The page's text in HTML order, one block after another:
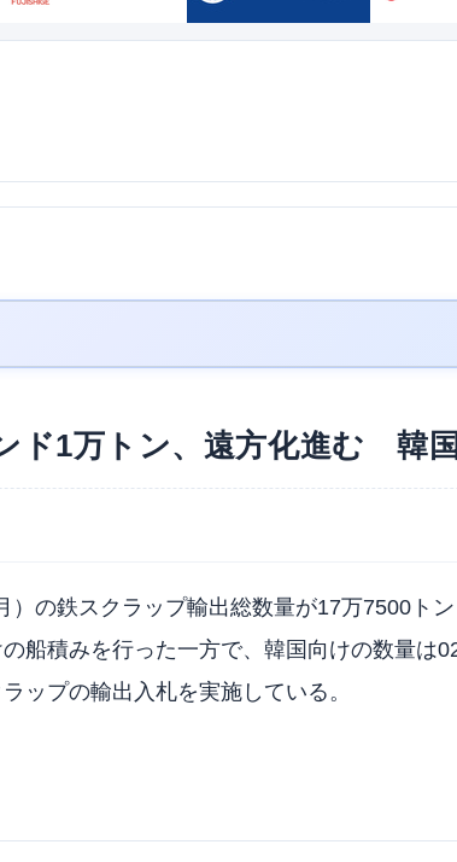
1万トン、遠方化進む 韓
の鉄スクラップ輸出総数量が17万7500ト
船積みを行った一方で、韓国向けの数量は
ップの輸出入札を実施している。